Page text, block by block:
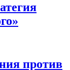
против